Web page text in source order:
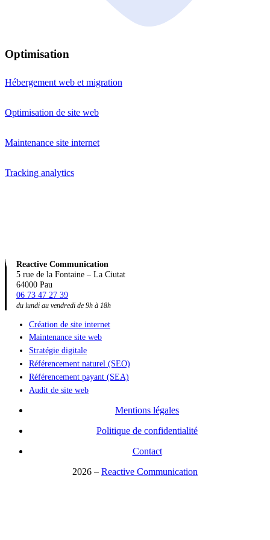
Optimisation
Hébergement web et migration
Optimisation de site web
Maintenance site internet
Tracking analytics
Reactive Communication
5 rue de la Fontaine – La Ciutat
64000 Pau
06 73 47 27 39
du lundi au vendredi de 9h à 18h
Création de site internet
Maintenance site web
Stratégie digitale
Référencement naturel (SEO)
Référencement payant (SEA)
Audit de site web
Mentions légales
Politique de confidentialité
Contact
2026 – Reactive Communication